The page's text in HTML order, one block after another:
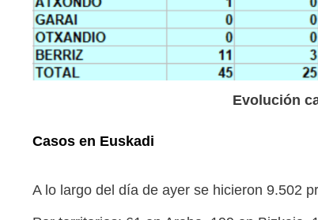
Evolución
Casos en Euskadi
A lo largo del día de ayer se hicieron 9.502